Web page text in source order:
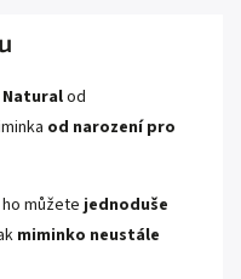
od
od narození pro
můžetejednoduše
miminko neustále